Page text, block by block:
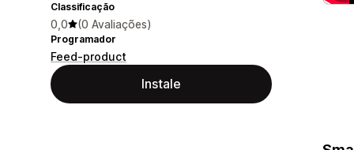
Classificação
0,0 (0 Avaliações)
Programador
Feed-product
Instale